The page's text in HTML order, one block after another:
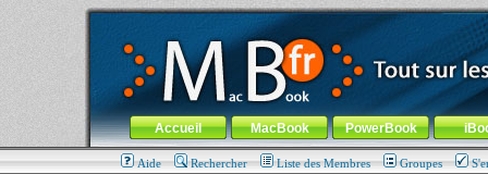
MacBook-fr.com : 100% Apple... 100% nomade !
Aller au contenu-Aller au menu général-Aller au menu de
Menu général
Accueil MacBook PowerBook
Aide Rechercher Liste des Membres Groupes